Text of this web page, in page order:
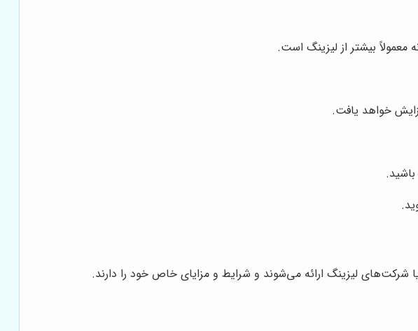
بیشتر از لیزینگ است.
خواهد یافت.
شرکت‌های لیزینگ ارائه می‌شوند و شرایط و مزایای خاص خود را دارند.